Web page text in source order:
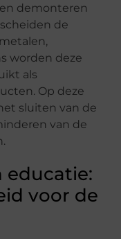
demonteren
de
worden deze
als
Op deze
sluiten van de
van de
educatie:
voor de